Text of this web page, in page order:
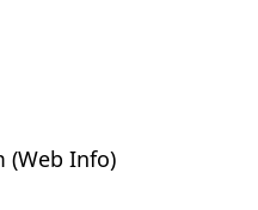
(Web Info)